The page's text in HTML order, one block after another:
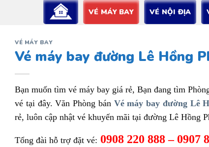
VÉ MÁY BAY VÉ NỘI ĐỊA
VÉ MÁY BAY
Vé máy bay đường Lê Hồng
Bạn muốn tìm vé máy bay giá rẻ, Bạn đang tìm
vé tại đây. Văn Phòng bán Vé máy bay đường Lê
rẻ, luôn cập nhật vé khuyến mãi tại đường Lê Hồng
Tổng đài hỗ trợ đặt vé: 0908 220 888 – 0907